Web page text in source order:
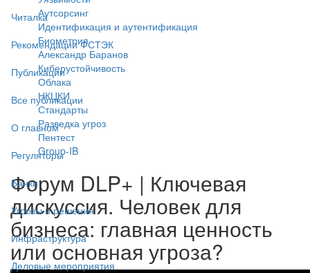
Читалка
Рекомендации ФСТЭК
Публикации
Все публикации
О главном
Регуляторы
Банки
Угрозы и решения
Инфраструктура
Деловые мероприятия
Аутсорсинг
Идентификация и аутентификация
Биометрия
Александр Баранов
Киберустойчивость
Облака
НКЦКИ
Стандарты
Разведка угроз
Пентест
Group-IB
Форум DLP+ | Ключевая
дискуссия. Человек для
бизнеса: главная ценность
или основная угроза?